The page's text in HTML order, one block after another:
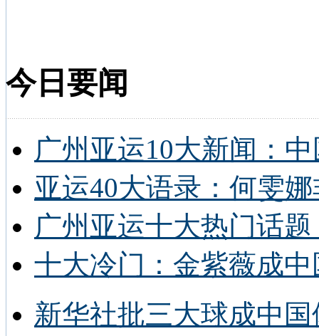
今日要闻
广州亚运10大新闻：
亚运40大语录：何雯
广州亚运十大热门话
十大冷门：金紫薇成
新华社批三大球成中